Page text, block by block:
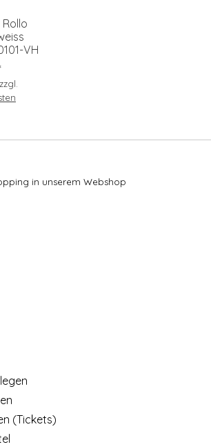
VH
in unserem Webshop
(Tickets)